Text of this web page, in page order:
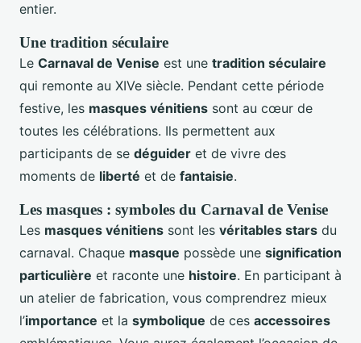
entier.
Une tradition séculaire
Le Carnaval de Venise est une tradition séculaire
qui remonte au XIVe siècle. Pendant cette période
festive, les masques vénitiens sont au cœur de
toutes les célébrations. Ils permettent aux
participants de se déguider et de vivre des
moments de liberté et de fantaisie.
Les masques : symboles du Carnaval de Venise
Les masques vénitiens sont les véritables stars du
carnaval. Chaque masque possède une signification
particulière et raconte une histoire. En participant à
un atelier de fabrication, vous comprendrez mieux
l’importance et la symbolique de ces accessoires